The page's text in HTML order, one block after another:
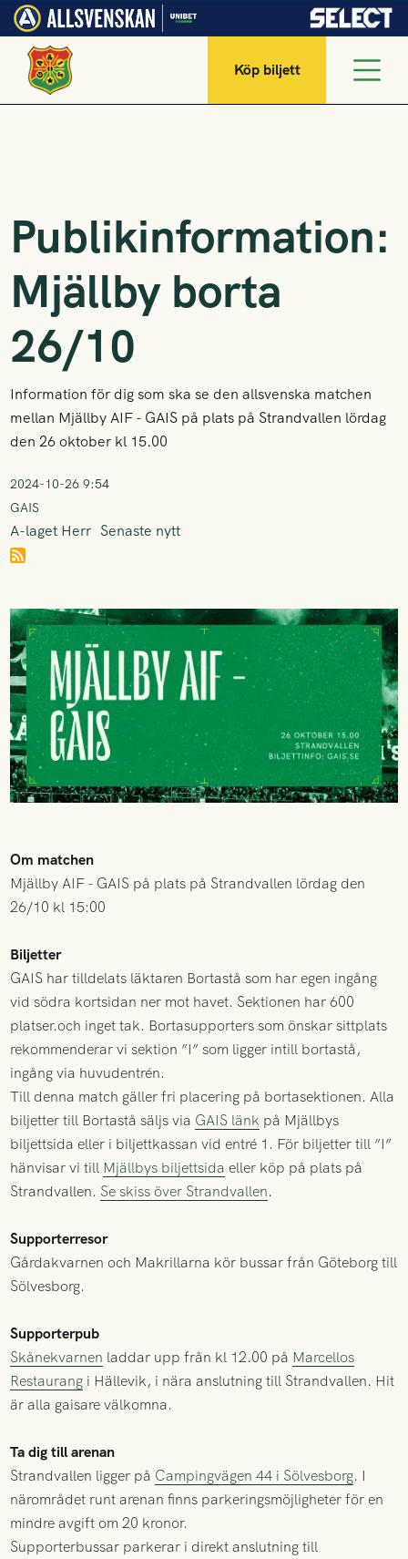
Köp biljett
Publikinformation:
Mjällby borta
26/10
Information för dig som ska se den allsvenska matchen
mellan Mjällby AIF - GAIS på plats på Strandvallen lördag
den 26 oktober kl 15.00
2024-10-26 9:54
GAIS
A-laget Herr Senaste nytt
Om matchen
Mjällby AIF - GAIS på plats på Strandvallen lördag den
26/10 kl 15:00
Biljetter
GAIS har tilldelats läktaren Bortastå som har egen ingång
vid södra kortsidan ner mot havet. Sektionen har 600
platser.och inget tak. Bortasupporters som önskar sittplats
rekommenderar vi sektion ”I” som ligger intill bortastå,
ingång via huvudentrén.
Till denna match gäller fri placering på bortasektionen. Alla
biljetter till Bortastå säljs via GAIS länk på Mjällbys
biljettsida eller i biljettkassan vid entré 1. För biljetter till ”I”
hänvisar vi till Mjällbys biljettsida eller köp på plats på
Strandvallen. Se skiss över Strandvallen.
Supporterresor
Gårdakvarnen och Makrillarna kör bussar från Göteborg till
Sölvesborg.
Supporterpub
Skånekvarnen laddar upp från kl 12.00 på Marcellos
Restaurang i Hällevik, i nära anslutning till Strandvallen. Hit
är alla gaisare välkomna.
Ta dig till arenan
Strandvallen ligger på Campingvägen 44 i Sölvesborg. I
närområdet runt arenan finns parkeringsmöjligheter för en
mindre avgift om 20 kronor.
Supporterbussar parkerar i direkt anslutning till